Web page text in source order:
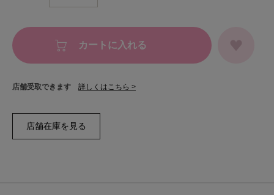
カートに入れる
店舗受取できます 詳しくはこちら >